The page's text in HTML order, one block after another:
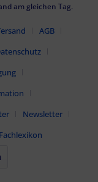
am gleichen Tag.
AGB
Newsletter
Fachlexikon